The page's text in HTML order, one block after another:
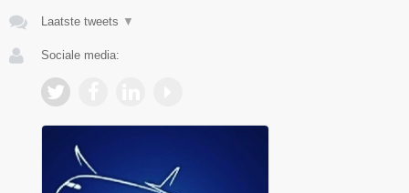
Laatste tweets ▼
Sociale media: